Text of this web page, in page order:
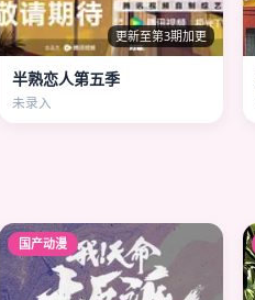
更新至第3期加更
半熟恋人第五季
未录入
国产动漫